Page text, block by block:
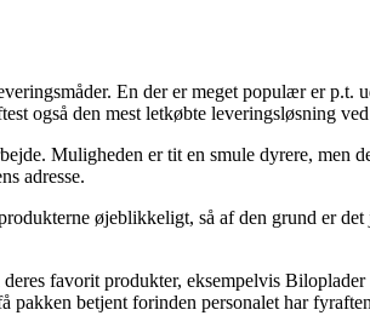
En der er meget populær er p.t.
også den mest letkøbte leveringsløsning
Muligheden er tit en smule dyrere, men
adresse.
øjeblikkeligt, så af den grund er
favorit produkter, eksempelvis
pakken betjent forinden personalet har